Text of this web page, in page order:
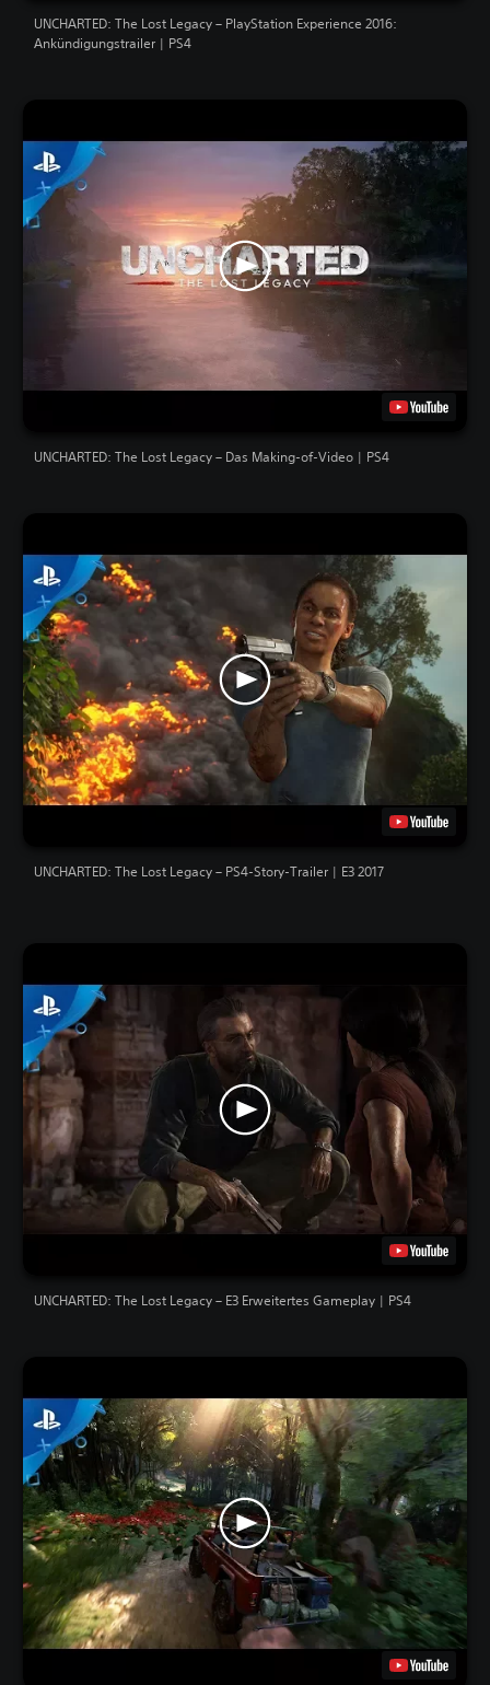
UNCHARTED: The Lost Legacy – PlayStation Experience 2016:
Ankündigungstrailer | PS4
UNCHARTED: The Lost Legacy – Das Making-of-Video | PS4
UNCHARTED: The Lost Legacy – PS4-Story-Trailer | E3 2017
UNCHARTED: The Lost Legacy – E3 Erweitertes Gameplay | PS4